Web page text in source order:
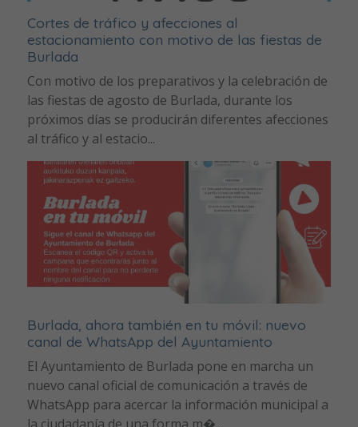
Cortes de tráfico y afecciones al
estacionamiento con motivo de las fiestas de
Burlada
Con motivo de los preparativos y la celebración de
las fiestas de agosto de Burlada, durante los
próximos días se producirán diferentes afecciones
al tráfico y al estacio...
Burlada, ahora también en tu móvil: nuevo
canal de WhatsApp del Ayuntamiento
El Ayuntamiento de Burlada pone en marcha un
nuevo canal oficial de comunicación a través de
WhatsApp para acercar la información municipal a